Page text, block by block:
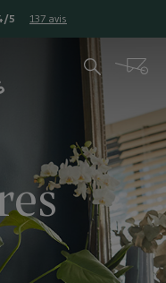
5 137 avis
Rechercher
Cart